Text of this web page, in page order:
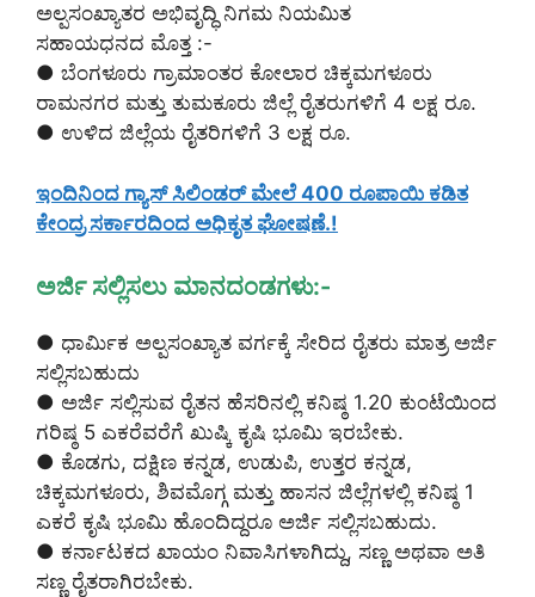
ಅಲ್ಪಸಂಖ್ಯಾತರ ಅಭಿವೃದ್ಧಿ ನಿಗಮ ನಿಯಮಿತ
ಸಹಾಯಧನದ ಮೊತ್ತ :-
● ಬೆಂಗಳೂರು ಗ್ರಾಮಾಂತರ ಕೋಲಾರ ಚಿಕ್ಕಮಗಳೂರು
ರಾಮನಗರ ಮತ್ತು ತುಮಕೂರು ಜಿಲ್ಲೆ ರೈತರುಗಳಿಗೆ 4 ಲಕ್ಷ ರೂ.
● ಉಳಿದ ಜಿಲ್ಲೆಯ ರೈತರಿಗಳಿಗೆ 3 ಲಕ್ಷ ರೂ.
ಇಂದಿನಿಂದ ಗ್ಯಾಸ್ ಸಿಲಿಂಡರ್ ಮೇಲೆ 400 ರೂಪಾಯಿ ಕಡಿತ
ಕೇಂದ್ರ ಸರ್ಕಾರದಿಂದ ಅಧಿಕೃತ ಘೋಷಣೆ.!
ಅರ್ಜಿ ಸಲ್ಲಿಸಲು ಮಾನದಂಡಗಳು:-
● ಧಾರ್ಮಿಕ ಅಲ್ಪಸಂಖ್ಯಾತ ವರ್ಗಕ್ಕೆ ಸೇರಿದ ರೈತರು ಮಾತ್ರ ಅರ್ಜಿ
ಸಲ್ಲಿಸಬಹುದು
● ಅರ್ಜಿ ಸಲ್ಲಿಸುವ ರೈತನ ಹೆಸರಿನಲ್ಲಿ ಕನಿಷ್ಠ 1.20 ಕುಂಟೆಯಿಂದ
ಗರಿಷ್ಠ 5 ಎಕರೆವರೆಗೆ ಖುಷ್ಕಿ ಕೃಷಿ ಭೂಮಿ ಇರಬೇಕು.
● ಕೊಡಗು, ದಕ್ಷಿಣ ಕನ್ನಡ, ಉಡುಪಿ, ಉತ್ತರ ಕನ್ನಡ,
ಚಿಕ್ಕಮಗಳೂರು, ಶಿವಮೊಗ್ಗ ಮತ್ತು ಹಾಸನ ಜಿಲ್ಲೆಗಳಲ್ಲಿ ಕನಿಷ್ಠ 1
ಎಕರೆ ಕೃಷಿ ಭೂಮಿ ಹೊಂದಿದ್ದರೂ ಅರ್ಜಿ ಸಲ್ಲಿಸಬಹುದು.
● ಕರ್ನಾಟಕದ ಖಾಯಂ ನಿವಾಸಿಗಳಾಗಿದ್ದು, ಸಣ್ಣ ಅಥವಾ ಅತಿ
ಸಣ್ಣ ರೈತರಾಗಿರಬೇಕು.